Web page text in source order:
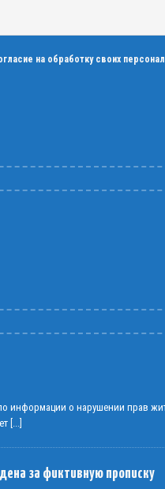
на обработку своих
информации о нарушении прав
[...]
за фиктивную прописку